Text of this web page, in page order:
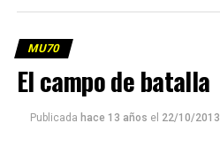
MU70
El campo de batalla
Publicada hace 13 años el 22/10/2013